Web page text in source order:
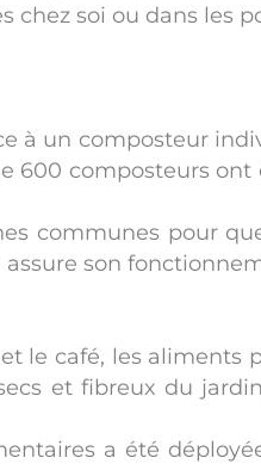
soi ou dans les
à un composteur
600 composteurs
communes pour
son
le café, les aliments
et fibreux du
a été